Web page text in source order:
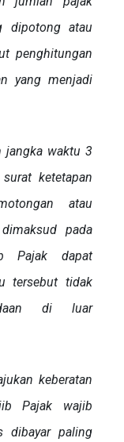
dipotong atau
penghitungan
yang menjadi
jangka waktu 3
ketetapan
atau
pada
Pajak dapat
tersebut tidak
di luar
keberatan
Pajak wajib
dibayar paling